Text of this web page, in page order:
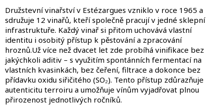
p
r
v
k
y
v
ý
p
i
s
u
Družstevní vinařství v Estézargues vzniklo v roce 1965 a
sdružuje 12 vinařů, kteří společně pracují v jedné sklepní
infrastruktuře. Každý vinař si přitom uchovává vlastní
identitu i osobitý přístup k pěstování a zpracování
hroznů.Už více než dvacet let zde probíhá vinifikace bez
jakýchkoli aditiv – s využitím spontánních fermentací na
vlastních kvasinkách, bez čeření, filtrace a dokonce bez
přídavku oxidu siřičitého (SO₂). Tento přístup zdůrazňuje
autenticitu terroiru a umožňuje vínům vyjadřovat plnou
přirozenost jednotlivých ročníků.